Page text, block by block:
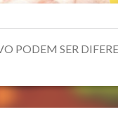
PODEM SER